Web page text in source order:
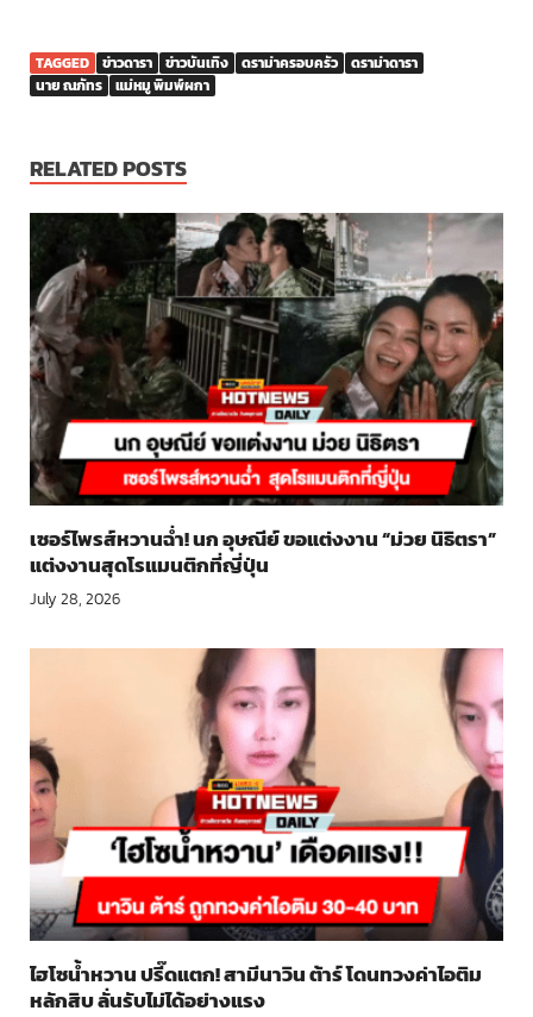
TAGGED ข่าวดารา ข่าวบันเทิง ดราม่าครอบครัว
ดราม่าดารา
นาย ณภัทร
แม่หมู พิมพ์ผกา
RELATED POSTS
เซอร์ไพรส์หวานฉ่ำ! นก อุษณีย์ ขอแต่งงาน “ม่วย นิธิตรา”
แต่งงานสุดโรแมนติกที่ญี่ปุ่น
July 28, 2026
ไฮโซน้ำหวาน ปรี๊ดแตก! สามีนาวิน ต้าร์ โดนทวงค่าไอติม
หลักสิบ ลั่นรับไม่ได้อย่างแรง